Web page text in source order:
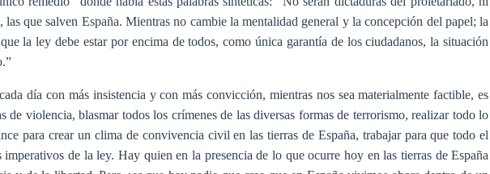
las que salven España. Mientras no cambie la mentalidad general y la concepción del papel; la
la ley debe estar por encima de todos, como única garantía de los ciudadanos, la situación
día con más insistencia y con más convicción, mientras nos sea materialmente factible, es
de violencia, blasmar todos los crímenes de las diversas formas de terrorismo, realizar todo lo
para crear un clima de convivencia civil en las tierras de España, trabajar para que todo el
imperativos de la ley. Hay quien en la presencia de lo que ocurre hoy en las tierras de España